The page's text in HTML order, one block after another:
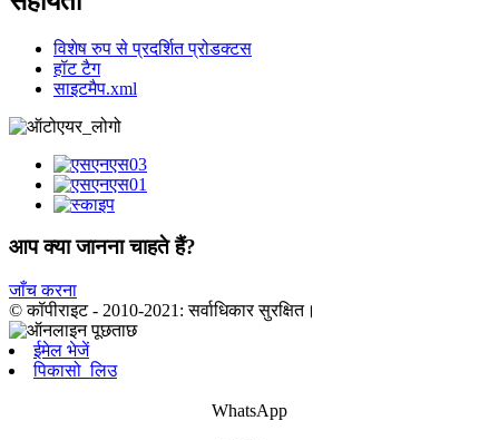
विशेष रुप से प्रदर्शित प्रोडक्टस
हॉट टैग
साइटमैप.xml
आप क्या जानना चाहते हैं?
जाँच करना
© कॉपीराइट - 2010-2021: सर्वाधिकार सुरक्षित।
ईमेल भेजें
पिकासो_लिउ
WhatsApp